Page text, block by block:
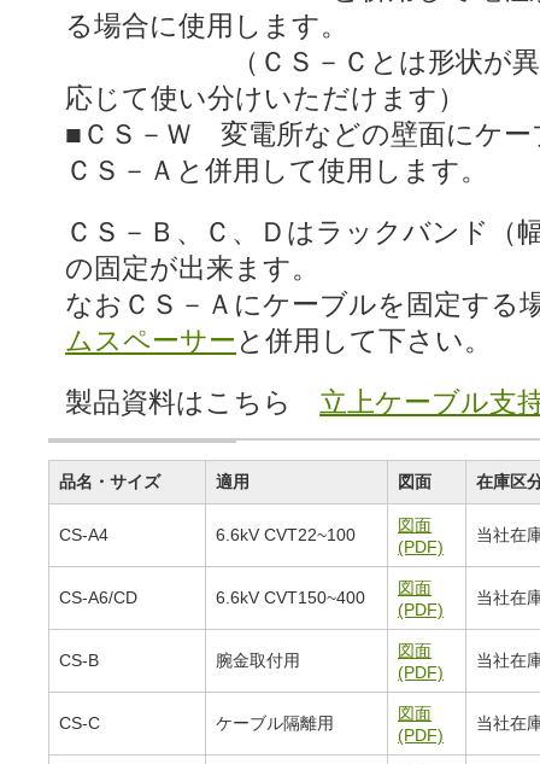
る場合に使用します。
（ＣＳ－Ｃとは形状が異な
応じて使い分けいただけます）
■ＣＳ－Ｗ 変電所などの壁面にケー
ＣＳ－Ａと併用して使用します。
ＣＳ－Ｂ、Ｃ、Ｄはラックバンド（
の固定が出来ます。
なおＣＳ－Ａにケーブルを固定する
ムスペーサー と併用して下さい。
製品資料はこちら 立上ケーブル支
品名・サイズ 適用 図面 在庫区
CS-A4 6.6kV CVT22~100
図面
(PDF)
当社在
CS-A6/CD 6.6kV CVT150~400
図面
(PDF)
当社在
CS-B 腕金取付用
図面
(PDF)
当社在
CS-C ケーブル隔離用
図面
(PDF)
当社在